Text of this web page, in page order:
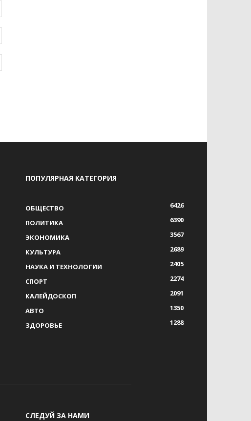
ПОПУЛЯРНАЯ КАТЕГОРИЯ
ОБЩЕСТВО
6426
ПОЛИТИКА
6390
ЭКОНОМИКА
3567
КУЛЬТУРА
2689
НАУКА И ТЕХНОЛОГИИ
2405
СПОРТ
2274
КАЛЕЙДОСКОП
2091
АВТО
1350
ЗДОРОВЬЕ
1288
СЛЕДУЙ ЗА НАМИ